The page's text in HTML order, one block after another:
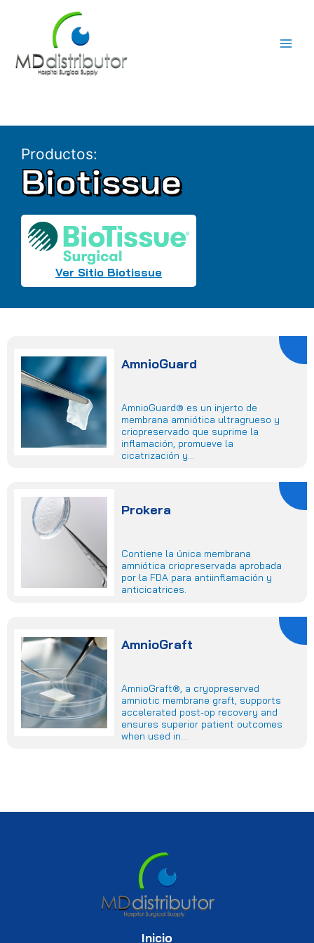
Productos:
Biotissue
Ver Sitio Biotissue
AmnioGuard
AmnioGuard® es un injerto de
membrana amniótica ultragrueso y
criopreservado que suprime la
inflamación, promueve la
cicatrización y...
Prokera
Contiene la única membrana
amniótica criopreservada aprobada
por la FDA para antiinflamación y
anticicatrices.
AmnioGraft
AmnioGraft®, a cryopreserved
amniotic membrane graft, supports
accelerated post-op recovery and
ensures superior patient outcomes
when used in...
Inicio